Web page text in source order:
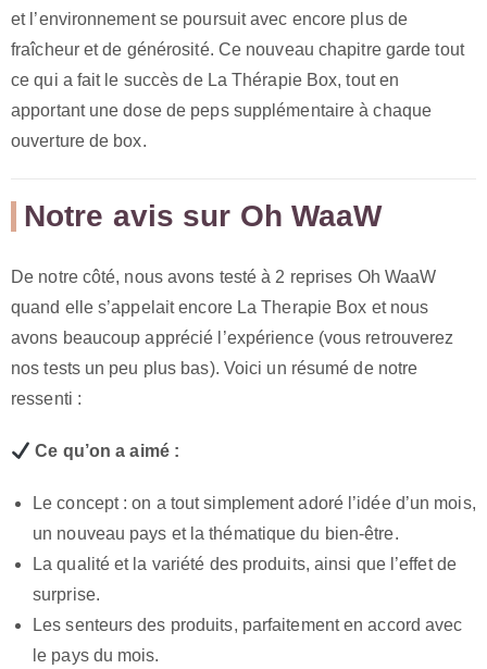
et l’environnement se poursuit avec encore plus de
fraîcheur et de générosité. Ce nouveau chapitre garde tout
ce qui a fait le succès de La Thérapie Box, tout en
apportant une dose de peps supplémentaire à chaque
ouverture de box.
Notre avis sur Oh WaaW
De notre côté, nous avons testé à 2 reprises Oh WaaW
quand elle s’appelait encore La Therapie Box et nous
avons beaucoup apprécié l’expérience (vous retrouverez
nos tests un peu plus bas). Voici un résumé de notre
ressenti :
Ce qu’on a aimé :
Le concept : on a tout simplement adoré l’idée d’un mois,
un nouveau pays et la thématique du bien-être.
La qualité et la variété des produits, ainsi que l’effet de
surprise.
Les senteurs des produits, parfaitement en accord avec
le pays du mois.